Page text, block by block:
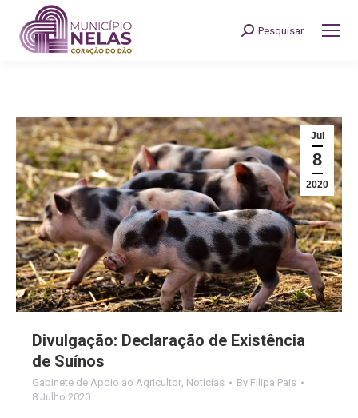
Search:
Pesquisar
Jul
8
2020
Divulgação: Declaração de Existência
de Suínos
Gabinete de Apoio ao Agricultor, Notícias By Filipa Pais
8 Julho 2020